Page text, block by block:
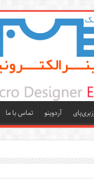
آردوینو تماس با ما